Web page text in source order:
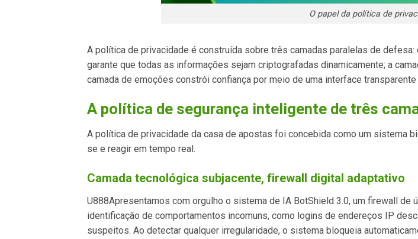
O papel da política de
A política de privacidade é construída sobre três camadas paralelas de
garante que todas as informações sejam criptografadas dinamicamente; a
camada de emoções constrói confiança por meio de uma interface
A política de segurança inteligente de três
A política de privacidade da casa de apostas foi concebida como um sistema
se e reagir em tempo real.
Camada tecnológica subjacente, firewall digital adaptativo
U888Apresentamos com orgulho o sistema de IA BotShield 3.0, um firewall
identificação de comportamentos incomuns, como logins de endereços IP
suspeitos. Ao detectar qualquer irregularidade, o sistema bloqueia